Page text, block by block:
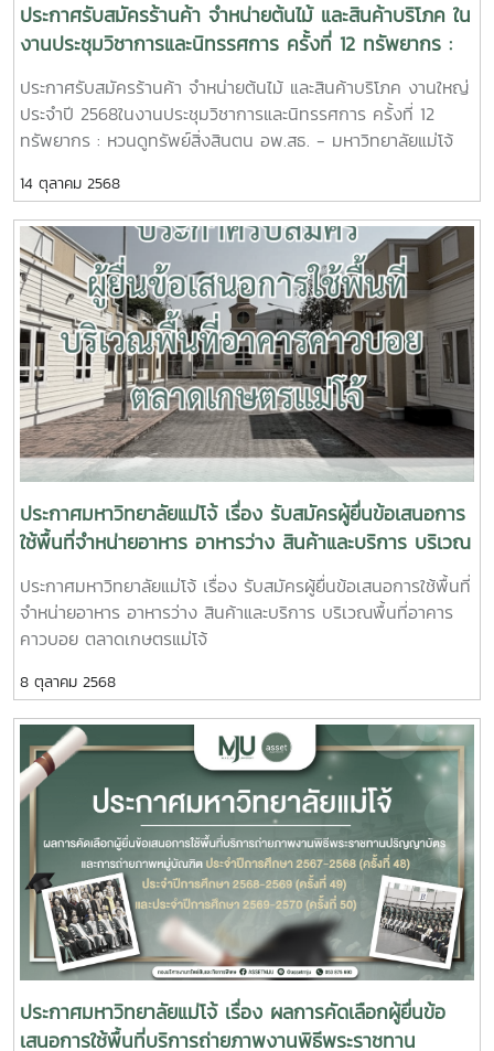
ประกาศรับสมัครร้านค้า จำหน่ายต้นไม้ และสินค้าบริโภค ใน
งานประชุมวิชาการและนิทรรศการ ครั้งที่ 12 ทรัพยากร :
หวนดูทรัพย์สิ่งสินตน อพ.สธ. - มหาวิทยาลัยแม่โจ้
โครงการอนุรักษ์พันธุกรรมพืชอันเนื่องมาจากพระราชดำริ
สมเด็จพระเทพรัตนราชสุดาฯ สยามบรมราชกุมารี ระหว่าง
วันที่ 4-10 พฤศจิกายน 2568
ประกาศรับสมัครร้านค้า จำหน่ายต้นไม้ และสินค้าบริโภค งานใหญ่
ประจำปี 2568ในงานประชุมวิชาการและนิทรรศการ ครั้งที่ 12
ทรัพยากร : หวนดูทรัพย์สิ่งสินตน อพ.สธ. - มหาวิทยาลัยแม่โจ้
พระเทพรัตนราชสุดาฯ สยามบรมราชกุมารี ระหว่างวันที่ 4-10
พฤศจิกายน 2568รายละเอียดการสมัคร รับสมัครตั้งแต่บัดนี้ไป
จนถึง วันพุธ ที่ 15 ตุลาคม 2568 เวลา 12.00 น.รายละเอียดเพิ่ม
เติม อ่านรายละเอียดให้ครบถ้วนก่อนทำการสมัคร คลิกกรอกแบบ
ฟอร์มเพื่อทำการสมัคร คลิกติดต่อสอบถามได้ที่เบอร์ 053 875
690-2 , 0 5387 5695#อพสธ #แม่โจ้ #มหาวิทยาลัยแห่งชีวิต
#MaejoUniversity #กองบริหารงานทรัพย์สินและกิจการพิเศษ
มหาวิทยาลัยแม่โจ้
14 ตุลาคม 2568
ประกาศมหาวิทยาลัยแม่โจ้ เรื่อง รับสมัครผู้ยื่นข้อเสนอการ
ใช้พื้นที่จำหน่ายอาหาร อาหารว่าง สินค้าและบริการ บริเวณ
พื้นที่อาคารคาวบอย ตลาดเกษตรแม่โจ้
ประกาศมหาวิทยาลัยแม่โจ้ เรื่อง รับสมัครผู้ยื่นข้อเสนอการใช้พื้นที่
จำหน่ายอาหาร อาหารว่าง สินค้าและบริการ บริเวณพื้นที่อาคาร
คาวบอย ตลาดเกษตรแม่โจ้
8 ตุลาคม 2568
ประกาศมหาวิทยาลัยแม่โจ้ เรื่อง ผลการคัดเลือกผู้ยื่นข้อ
เสนอการใช้พื้นที่บริการถ่ายภาพงานพิธีพระราชทาน